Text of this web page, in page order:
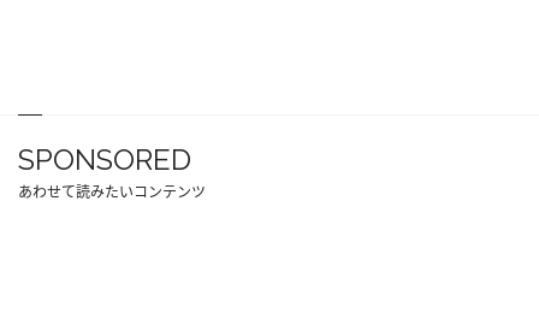
SPONSORED
あわせて読みたいコンテンツ